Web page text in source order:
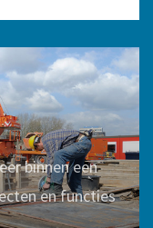
binnen een
en functies